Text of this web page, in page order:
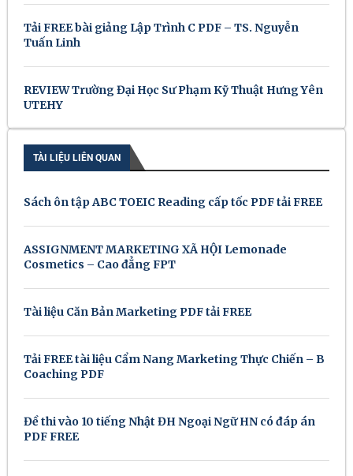
Tải FREE bài giảng Lập Trình C PDF – TS. Nguyễn
Tuấn Linh
REVIEW Trường Đại Học Sư Phạm Kỹ Thuật Hưng Yên
UTEHY
TÀI LIỆU LIÊN QUAN
Sách ôn tập ABC TOEIC Reading cấp tốc PDF tải FREE
ASSIGNMENT MARKETING XÃ HỘI Lemonade
Cosmetics – Cao đẳng FPT
Tài liệu Căn Bản Marketing PDF tải FREE
Tải FREE tài liệu Cẩm Nang Marketing Thực Chiến – B
Coaching PDF
Đề thi vào 10 tiếng Nhật ĐH Ngoại Ngữ HN có đáp án
PDF FREE